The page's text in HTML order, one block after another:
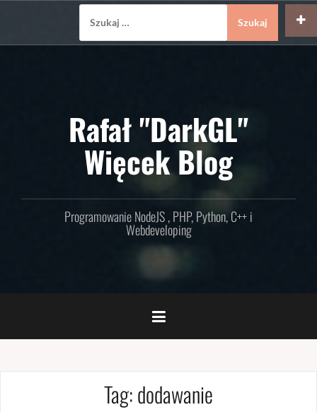
Rafał "DarkGL"
Więcek Blog
Programowanie NodeJS , PHP, Python, C++ i
Webdeveloping
Tag:dodawanie